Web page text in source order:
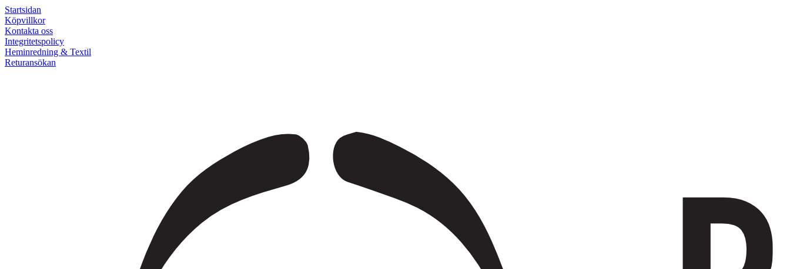
Startsidan
Köpvillkor
Kontakta oss
Integritetspolicy
Heminredning & Textil
Returansökan